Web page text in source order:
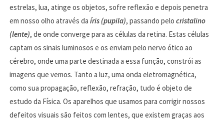
estrelas, lua, atinge os objetos, sofre reflexão e depois penetra
em nosso olho através da íris (pupila), passando pelo cristalino
(lente), de onde converge para as células da retina. Estas células
captam os sinais luminosos e os enviam pelo nervo ótico ao
cérebro, onde uma parte destinada a essa função, constrói as
imagens que vemos. Tanto a luz, uma onda eletromagnética,
como sua propagação, reflexão, refração, tudo é objeto de
estudo da Física. Os aparelhos que usamos para corrigir nossos
defeitos visuais são feitos com lentes, que existem graças aos